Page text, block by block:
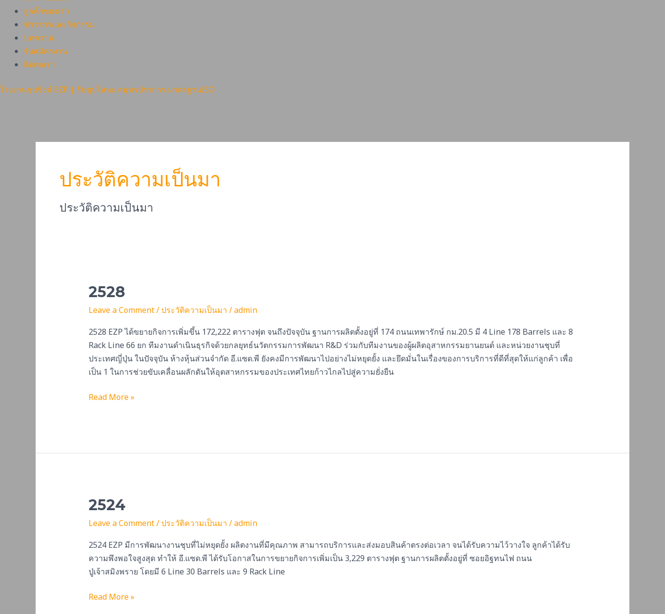
ลูกค้าของเรา
ข่าวสารและกิจกรรม
บทความ
รับสมัครงาน
ติดต่อเรา
โรงงานชุบซิงค์ EZP | รับชุบโลหะ สมุทรปราการ มาตรฐานISO
ประวัติความเป็นมา
ประวัติความเป็นมา
2528
Leave a Comment/ประวัติความเป็นมา /admin
2528 EZP ได้ขยายกิจการเพิ่มขึ้น 172,222 ตารางฟุต จนถึงปัจจุบัน ฐานการผลิตตั้งอยู่ที่ 174 ถนนเทพารักษ์ กม.20.5 มี 4 Line 178 Barrels และ 8
Rack Line 66 ยก ทีมงานดำเนินธุรกิจด้วยกลยุทธ์นวัตกรรมการพัฒนา R&D ร่วมกับทีมงานของผู้ผลิตอุสาหกรรมยานยนต์ และหน่วยงานชุบที่
ประเทศญี่ปุ่น ในปัจจุบัน ห้างหุ้นส่วนจำกัด อี.แซด.พี ยังคงมีการพัฒนาไปอย่างไม่หยุดยั้ง และยึดมั่นในเรื่องของการบริการที่ดีที่สุดให้แก่ลูกค้า เพื่อ
เป็น 1 ในการช่วยขับเคลื่อนผลักดันให้อุตสาหกรรมของประเทศไทยก้าวไกลไปสู่ความยั่งยืน
2528
Read More »
2524
Leave a Comment/ประวัติความเป็นมา /admin
2524 EZP มีการพัฒนางานชุบที่ไม่หยุดยั้ง ผลิตงานที่มีคุณภาพ สามารถบริการและส่งมอบสินค้าตรงต่อเวลา จนได้รับความไว้วางใจ ลูกค้าได้รับ
ความพึงพอใจสูงสุด ทำให้ อี.แซด.พี ได้รับโอกาสในการขยายกิจการเพิ่มเป็น 3,229 ตารางฟุต ฐานการผลิตตั้งอยู่ที่ ซอยอิฐทนไฟ ถนน
ปู่เจ้าสมิงพราย โดยมี 6 Line 30 Barrels และ 9 Rack Line
2524
Read More »